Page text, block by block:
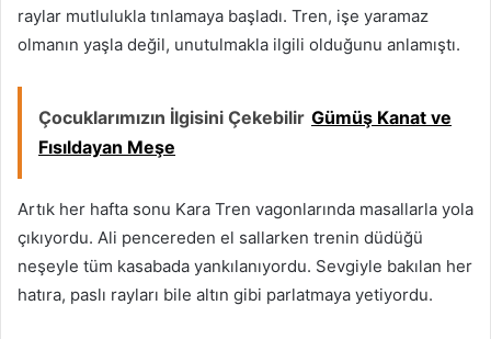
raylar mutlulukla tınlamaya başladı. Tren, işe yaramaz
olmanın yaşla değil, unutulmakla ilgili olduğunu anlamıştı.
Çocuklarımızın İlgisini Çekebilir Gümüş Kanat ve
Fısıldayan Meşe
Artık her hafta sonu Kara Tren vagonlarında masallarla yola
çıkıyordu. Ali pencereden el sallarken trenin düdüğü
neşeyle tüm kasabada yankılanıyordu. Sevgiyle bakılan her
hatıra, paslı rayları bile altın gibi parlatmaya yetiyordu.